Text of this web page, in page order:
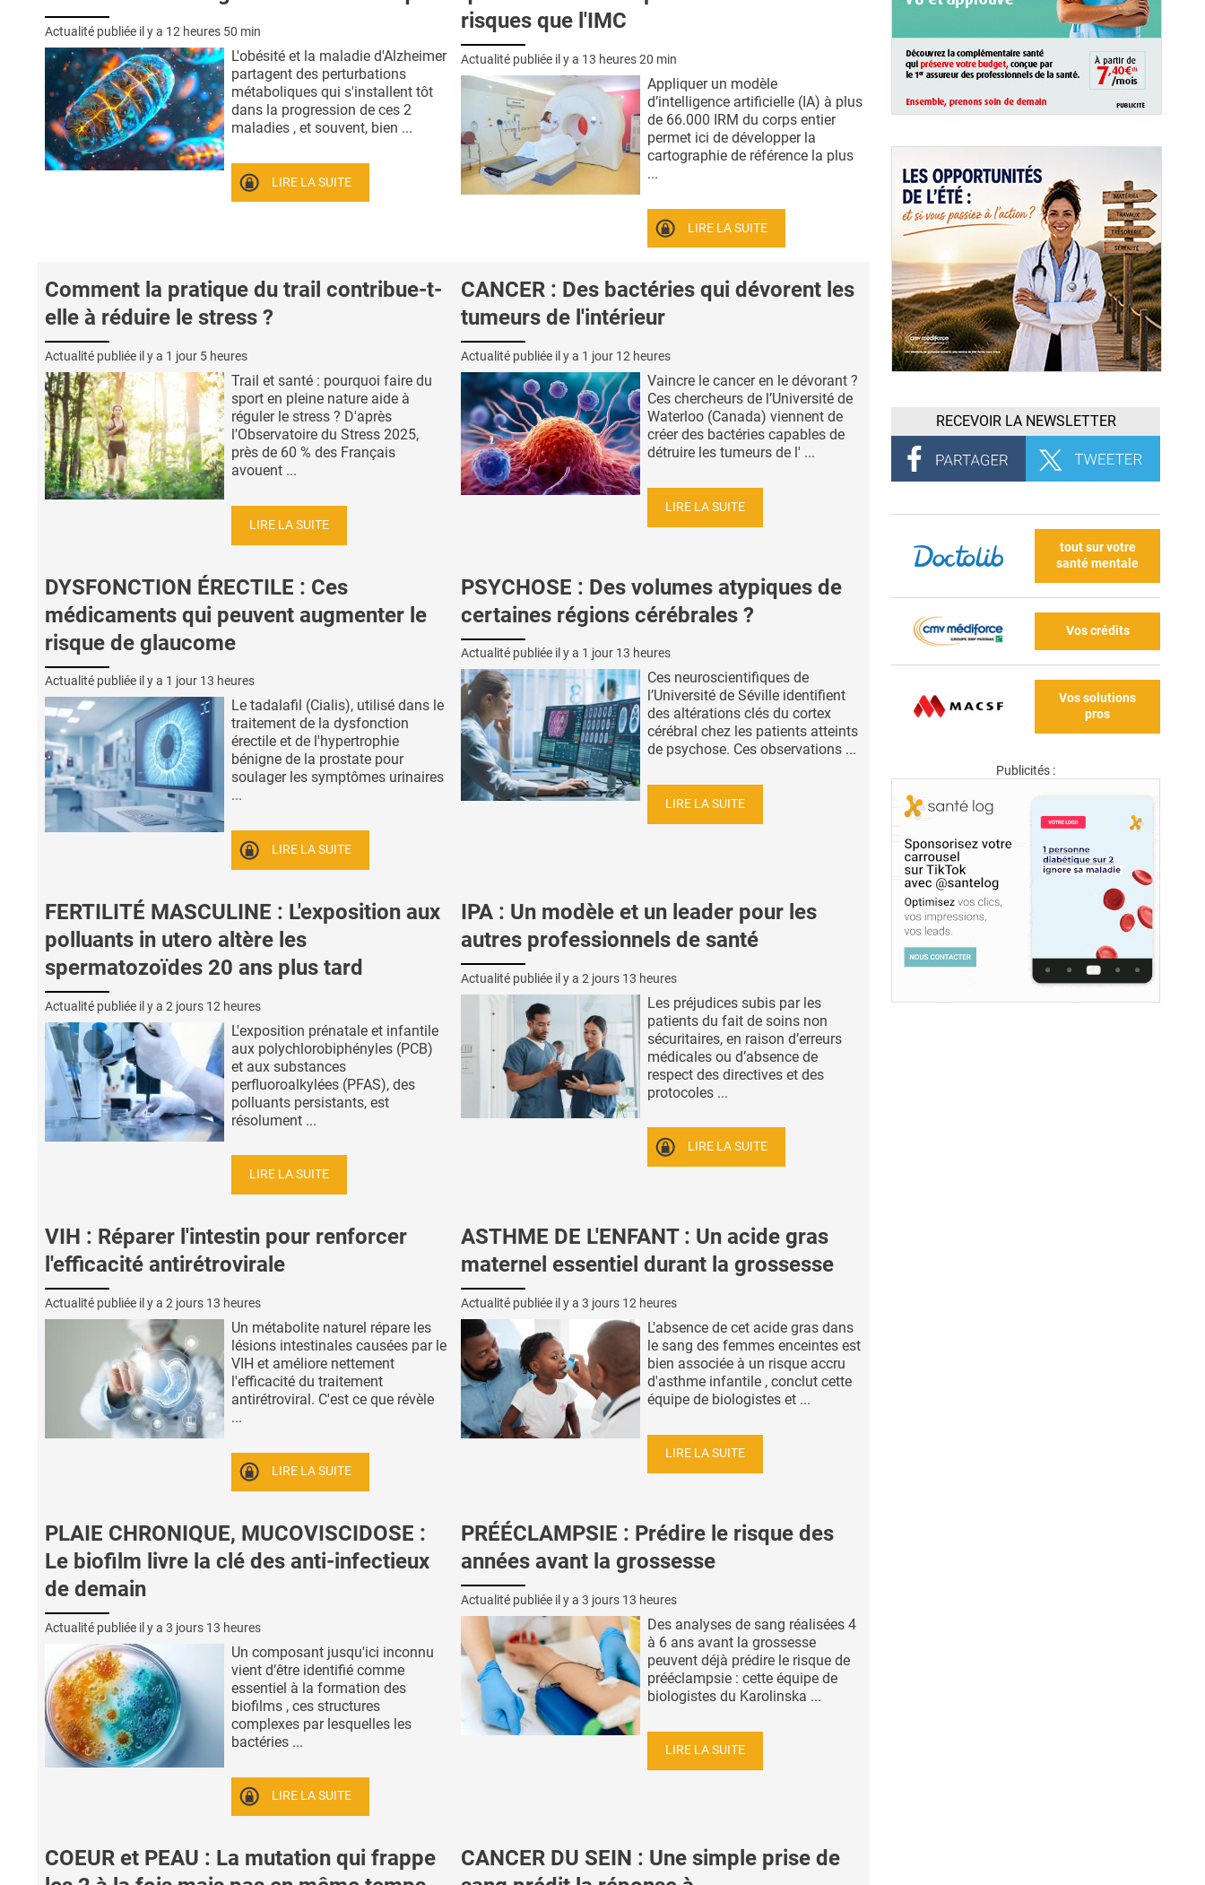
Actualité publiée il y a 12 heures 50 min
L'obésité et la maladie d'Alzheimer
partagent des perturbations
métaboliques qui s'installent tôt
dans la progression de ces 2
maladies , et souvent, bien ...
LIRE LA SUITE
risques que l'IMC
Actualité publiée il y a 13 heures 20 min
Appliquer un modèle
d’intelligence artificielle (IA) à plus
de 66.000 IRM du corps entier
permet ici de développer la
cartographie de référence la plus
...
LIRE LA SUITE
Comment la pratique du trail contribue-t-
elle à réduire le stress ?
Actualité publiée il y a 1 jour 5 heures
Trail et santé : pourquoi faire du
sport en pleine nature aide à
réguler le stress ? D'après
l'Observatoire du Stress 2025,
près de 60 % des Français
avouent ...
LIRE LA SUITE
CANCER : Des bactéries qui dévorent les
tumeurs de l'intérieur
Actualité publiée il y a 1 jour 12 heures
Vaincre le cancer en le dévorant ?
Ces chercheurs de l’Université de
Waterloo (Canada) viennent de
créer des bactéries capables de
détruire les tumeurs de l' ...
LIRE LA SUITE
DYSFONCTION ÉRECTILE : Ces
médicaments qui peuvent augmenter le
risque de glaucome
Actualité publiée il y a 1 jour 13 heures
Le tadalafil (Cialis), utilisé dans le
traitement de la dysfonction
érectile et de l'hypertrophie
bénigne de la prostate pour
soulager les symptômes urinaires
...
LIRE LA SUITE
PSYCHOSE : Des volumes atypiques de
certaines régions cérébrales ?
Actualité publiée il y a 1 jour 13 heures
Ces neuroscientifiques de
l’Université de Séville identifient
des altérations clés du cortex
cérébral chez les patients atteints
de psychose. Ces observations ...
LIRE LA SUITE
FERTILITÉ MASCULINE : L'exposition aux
polluants in utero altère les
spermatozoïdes 20 ans plus tard
Actualité publiée il y a 2 jours 12 heures
L'exposition prénatale et infantile
aux polychlorobiphényles (PCB)
et aux substances
perfluoroalkylées (PFAS), des
polluants persistants, est
résolument ...
LIRE LA SUITE
IPA : Un modèle et un leader pour les
autres professionnels de santé
Actualité publiée il y a 2 jours 13 heures
Les préjudices subis par les
patients du fait de soins non
sécuritaires, en raison d’erreurs
médicales ou d’absence de
respect des directives et des
protocoles ...
LIRE LA SUITE
VIH : Réparer l'intestin pour renforcer
l'efficacité antirétrovirale
Actualité publiée il y a 2 jours 13 heures
Un métabolite naturel répare les
lésions intestinales causées par le
VIH et améliore nettement
l'efficacité du traitement
antirétroviral. C'est ce que révèle
...
LIRE LA SUITE
ASTHME DE L'ENFANT : Un acide gras
maternel essentiel durant la grossesse
Actualité publiée il y a 3 jours 12 heures
L'absence de cet acide gras dans
le sang des femmes enceintes est
bien associée à un risque accru
d'asthme infantile , conclut cette
équipe de biologistes et ...
LIRE LA SUITE
PLAIE CHRONIQUE, MUCOVISCIDOSE :
Le biofilm livre la clé des anti-infectieux
de demain
Actualité publiée il y a 3 jours 13 heures
Un composant jusqu'ici inconnu
vient d’être identifié comme
essentiel à la formation des
biofilms , ces structures
complexes par lesquelles les
bactéries ...
LIRE LA SUITE
PRÉÉCLAMPSIE : Prédire le risque des
années avant la grossesse
Actualité publiée il y a 3 jours 13 heures
Des analyses de sang réalisées 4
à 6 ans avant la grossesse
peuvent déjà prédire le risque de
prééclampsie : cette équipe de
biologistes du Karolinska ...
LIRE LA SUITE
COEUR et PEAU : La mutation qui frappe
CANCER DU SEIN : Une simple prise de
RECEVOIR LA NEWSLETTER
tout sur votre
santé mentale
Vos crédits
Vos solutions
pros
Publicités :